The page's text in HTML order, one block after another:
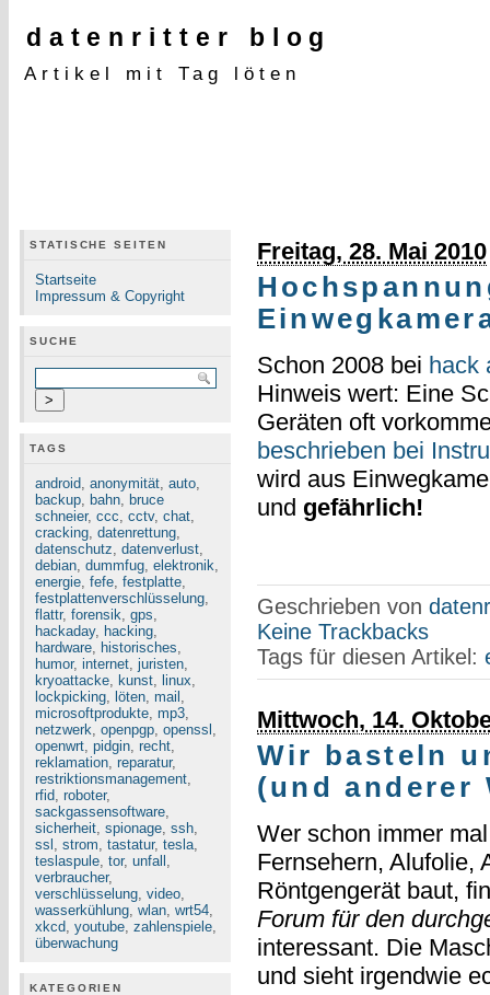
datenritter blog
Artikel mit Tag löten
STATISCHE SEITEN
Startseite
Impressum & Copyright
SUCHE
TAGS
android, anonymität, auto,
backup, bahn, bruce
schneier, ccc, cctv, chat,
cracking, datenrettung,
datenschutz, datenverlust,
debian, dummfug, elektronik,
energie, fefe, festplatte,
festplattenverschlüsselung,
flattr, forensik, gps,
hackaday, hacking,
hardware, historisches,
humor, internet, juristen,
kryoattacke, kunst, linux,
lockpicking, löten, mail ,
microsoftprodukte, mp3,
netzwerk, openpgp, openssl ,
openwrt, pidgin, recht,
reklamation, reparatur,
restriktionsmanagement,
rfid, roboter,
sackgassensoftware,
sicherheit, spionage, ssh,
ssl , strom, tastatur, tesla,
teslaspule, tor, unfall ,
verbraucher,
verschlüsselung, video,
wasserkühlung, wlan, wrt54,
xkcd, youtube, zahlenspiele,
überwachung
KATEGORIEN
Freitag, 28. Mai 2010
Schon 2008 bei hack
Hinweis wert: Eine
Geräten oft
beschrieben bei
wird aus
und gefährlich!
Geschrieben von
Keine Trackbacks
Tags für diesen Artikel:
Mittwoch, 14.
Wir basteln
(und anderer
Wer schon immer
Fernsehern, Alufolie,
Röntgengerät baut,
Forum für den
interessant. Die
und sieht irgendwie